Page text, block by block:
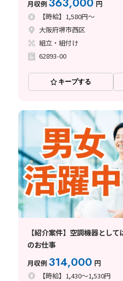
月収例
円
【時給】1,580円～
大阪府堺市西区
組立・組付け
62893-00
キープする
【紹介案件】空調機器とし
のお仕事
月収例 314,000 円
【時給】1,430～1,530円